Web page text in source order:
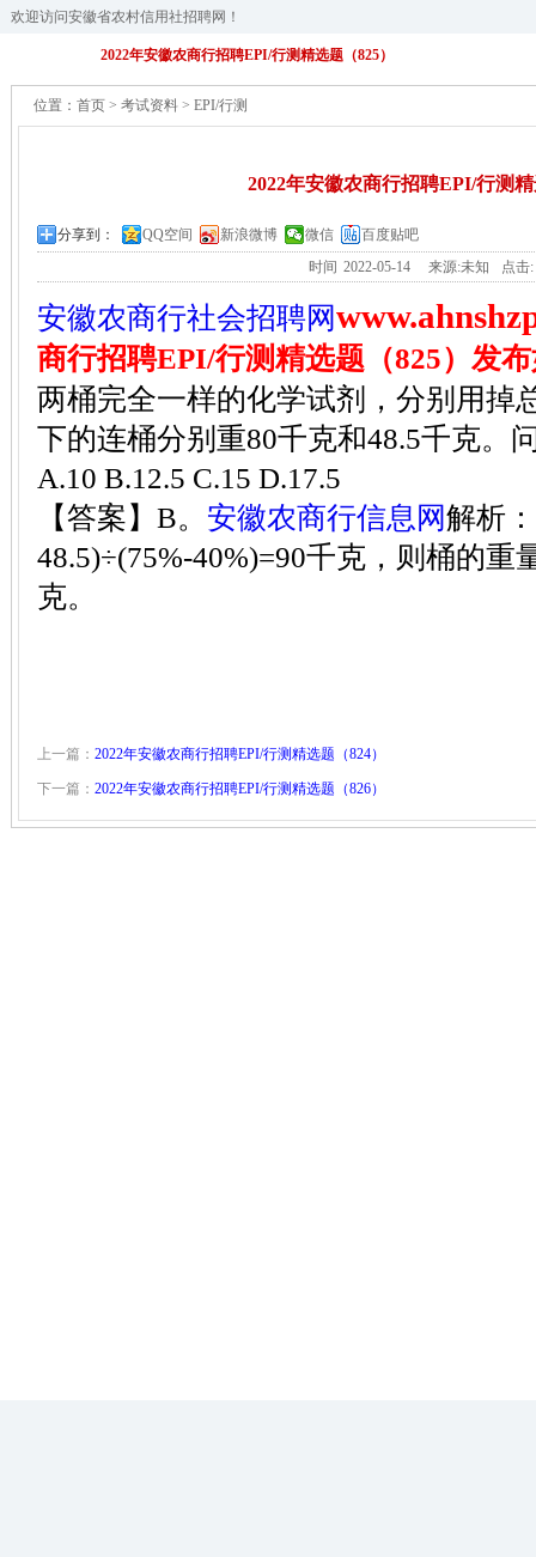
欢迎访问安徽省农村信用社招聘网！
2022年安徽农商行招聘EPI/行测精选题（825）
位置： 首页 > 考试资料 > EPI/行测
2022年安徽农商行招聘EPI/行测
分享到： QQ空间 新浪微博 微信
百度贴吧
时间 2022-05-14 来源:未知 点击:
安徽农商行社会招聘网
商行招聘EPI/行测精选题（825）发
两桶完全一样的化学试剂，分别用掉
下的连桶分别重80千克和48.5千克。
A.10 B.12.5 C.15 D.17.5
【答案】B。 安徽农商行信息网解析 ：
48.5)÷(75%-40%)=90千克，则桶的重
克。
上一篇： 2022年安徽农商行招聘EPI/行测精选题（824）
下一篇： 2022年安徽农商行招聘EPI/行测精选题（826）